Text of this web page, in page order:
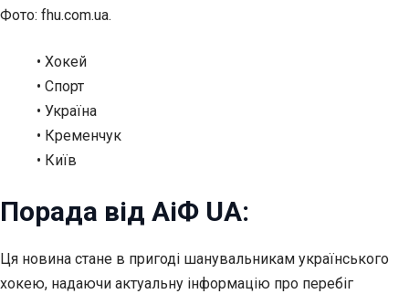
Фото: fhu.com.ua.
• Хокей
• Спорт
• Україна
• Кременчук
• Київ
Порада від АіФ UA:
Ця новина стане в пригоді шанувальникам українського
хокею, надаючи актуальну інформацію про перебіг